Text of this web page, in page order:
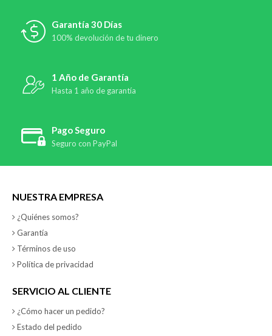
Garantía 30 Días
100% devolución de tu dinero
1 Año de Garantía
Hasta 1 año de garantía
Pago Seguro
Seguro con PayPal
NUESTRA EMPRESA
¿Quiénes somos?
Garantía
Términos de uso
Política de privacidad
SERVICIO AL CLIENTE
¿Cómo hacer un pedido?
Estado del pedido